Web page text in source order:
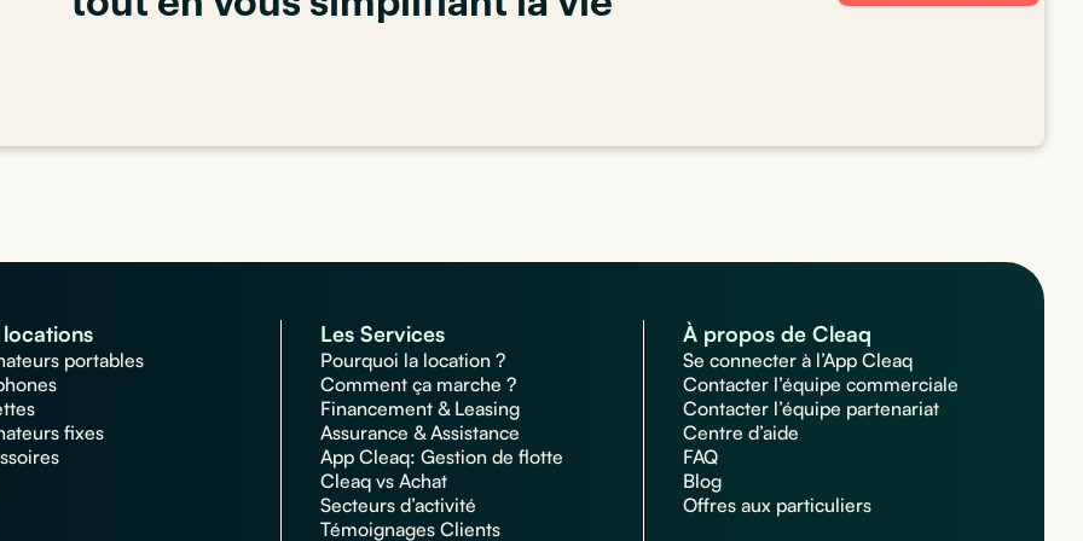
portables
fixes
Les Services
Pourquoi la location ?
Comment ça marche ?
Financement & Leasing
Assurance & Assistance
App Cleaq: Gestion de flotte
Cleaq vs Achat
Secteurs d’activité
Témoignages Clients
À propos de Cleaq
Se connecter à l’App Cleaq
Contacter l’équipe commerciale
Contacter l’équipe partenariat
Centre d’aide
FAQ
Blog
Offres aux particuliers